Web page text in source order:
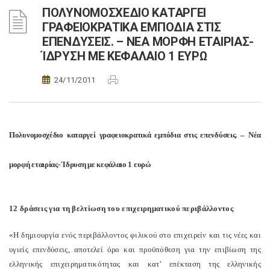
ΠΟΛΥΝΟΜΟΣΧΕΔΙΟ ΚΑΤΑΡΓΕΙ
ΓΡΑΦΕΙΟΚΡΑΤΙΚΑ ΕΜΠΟΔΙΑ ΣΤΙΣ
ΕΠΕΝΔΥΣΕΙΣ. – ΝΕΑ ΜΟΡΦΗ ΕΤΑΙΡΙΑΣ-
ΊΔΡΥΣΗ ΜΕ ΚΕΦΑΛΑΙΟ 1 ΕΥΡΩ
24/11/2011
Πολυνομοσχέδιο καταργεί γραφειοκρατικά εμπόδια στις επενδύσεις. – Νέα
μορφή εταιρίας- Ίδρυση με κεφάλαιο 1 ευρώ
12 δράσεις για τη βελτίωση του επιχειρηματικού περιβάλλοντος
«Η δημιουργία ενός περιβάλλοντος φιλικού στο επιχειρείν και τις νέες και
υγιείς επενδύσεις, αποτελεί όρο και προϋπόθεση για την επιβίωση της
ελληνικής επιχειρηματικότητας και κατ’ επέκταση της ελληνικής